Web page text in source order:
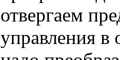
отвергаем
управления в